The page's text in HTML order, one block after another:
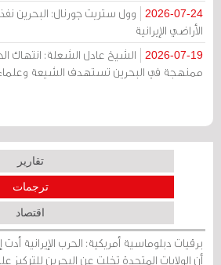
2026-07-24
وول ستريت جورنال: البحرين
الأراضي الإيرانية
2026-07-19
الشيخ عادل الشعلة: انتهاك
ممنهجة في البحرين تستهدف الشيعة
تقارير
ترجمات
اقتصاد
برقيات دبلوماسية أمريكية: الحرب الإيرانية
أن الولايات المتحدة تخلت عن البحرين للتركيز